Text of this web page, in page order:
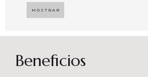
desarrollar el compromiso y
capital humano en ambientes de
sostenibles en el tiempo.
especializado en proyectos
MOSTRAR
Beneficios